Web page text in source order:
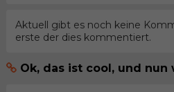
Aktuell gibt es noch keine
erste der dies kommentiert.
Ok, das ist cool, und nun